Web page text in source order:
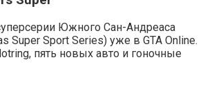
Южного Сан-Андреаса
Super Sport Series) уже в GTA Online.
пять новых авто и гоночные